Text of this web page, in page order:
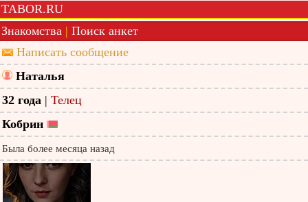
TABOR.RU
Знакомства | Поиск анкет
Написать сообщение
Наталья
32 года | Телец
Кобрин
Была более месяца назад